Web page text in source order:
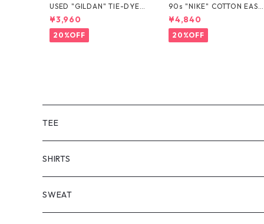
USED "GILDAN" TIE-DYE T
EE
¥3,960
20%OFF
90s "NIKE" COTTON EASY
SHORTS
¥4,840
20%OFF
TEE
SHORT SLEEVE
LONG SLEEVE
SHIRTS
SHORT SLEEVE
SWEAT